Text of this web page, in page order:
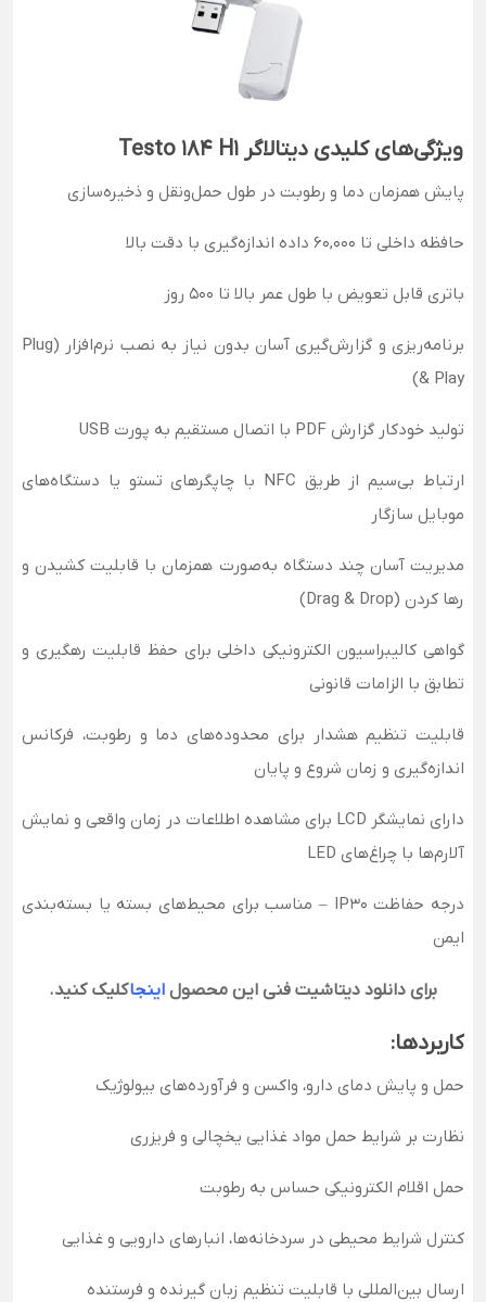
ویژگی‌های کلیدی دیتالاگر Testo 184 H1
پایش همزمان دما و رطوبت در طول حمل‌ونقل و ذخیره‌سازی
حافظه داخلی تا 60,000 داده اندازه‌گیری با دقت بالا
باتری قابل تعویض با طول عمر بالا تا 500 روز
برنامه‌ریزی و گزارش‌گیری آسان بدون نیاز به نصب نرم‌افزار (Plug
& Play)
تولید خودکار گزارش PDF با اتصال مستقیم به پورت USB
ارتباط بی‌سیم از طریق NFC با چاپگرهای تستو یا دستگاه‌های
موبایل سازگار
مدیریت آسان چند دستگاه به‌صورت همزمان با قابلیت کشیدن و
رها کردن (Drag & Drop)
گواهی کالیبراسیون الکترونیکی داخلی برای حفظ قابلیت رهگیری و
تطابق با الزامات قانونی
قابلیت تنظیم هشدار برای محدوده‌های دما و رطوبت، فرکانس
اندازه‌گیری و زمان شروع و پایان
دارای نمایشگر LCD برای مشاهده اطلاعات در زمان واقعی و نمایش
آلارم‌ها با چراغ‌های LED
درجه حفاظت IP30 – مناسب برای محیط‌های بسته یا بسته‌بندی
ایمن
برای دانلود دیتاشیت فنی این محصول اینجاکلیک کنید.
کاربردها:
حمل و پایش دمای دارو، واکسن و فرآورده‌های بیولوژیک
نظارت بر شرایط حمل مواد غذایی یخچالی و فریزری
حمل اقلام الکترونیکی حساس به رطوبت
کنترل شرایط محیطی در سردخانه‌ها، انبارهای دارویی و غذایی
ارسال بین‌المللی با قابلیت تنظیم زبان گیرنده و فرستنده